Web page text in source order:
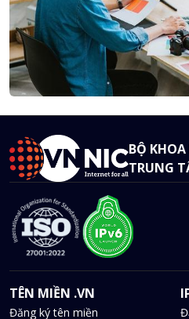
BỘ
TRUNG
TÊN MIỀN .VN
Đăng ký tên miền